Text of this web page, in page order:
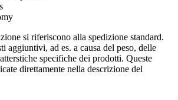
si riferiscono alla spedizione standard.
aggiuntivi, ad es. a causa del peso, delle
specifiche dei prodotti. Queste
direttamente nella descrizione del